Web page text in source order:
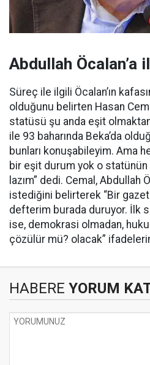
Abdullah Öcalan’a
Süreç ile ilgili Öcalan’ın
olduğunu belirten Hasan
statüsü şu anda eşit
ile 93 baharında Beka’da
bunları konuşabileyim. Ama
bir eşit durum yok o
lazım” dedi. Cemal, Abdullah
istediğini belirterek “Bir
defterim burada duruyor. İlk
ise, demokrasi olmadan,
çözülür mü? olacak”
HABERE YORUM